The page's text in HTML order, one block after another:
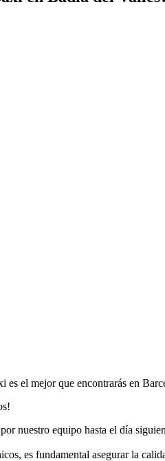
es el mejor que encontrarás en
nuestro equipo hasta el día
es fundamental asegurar la